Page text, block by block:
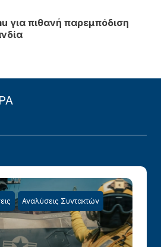
για πιθανή παρεμπόδιση
Αναλύσεις Συντακτών